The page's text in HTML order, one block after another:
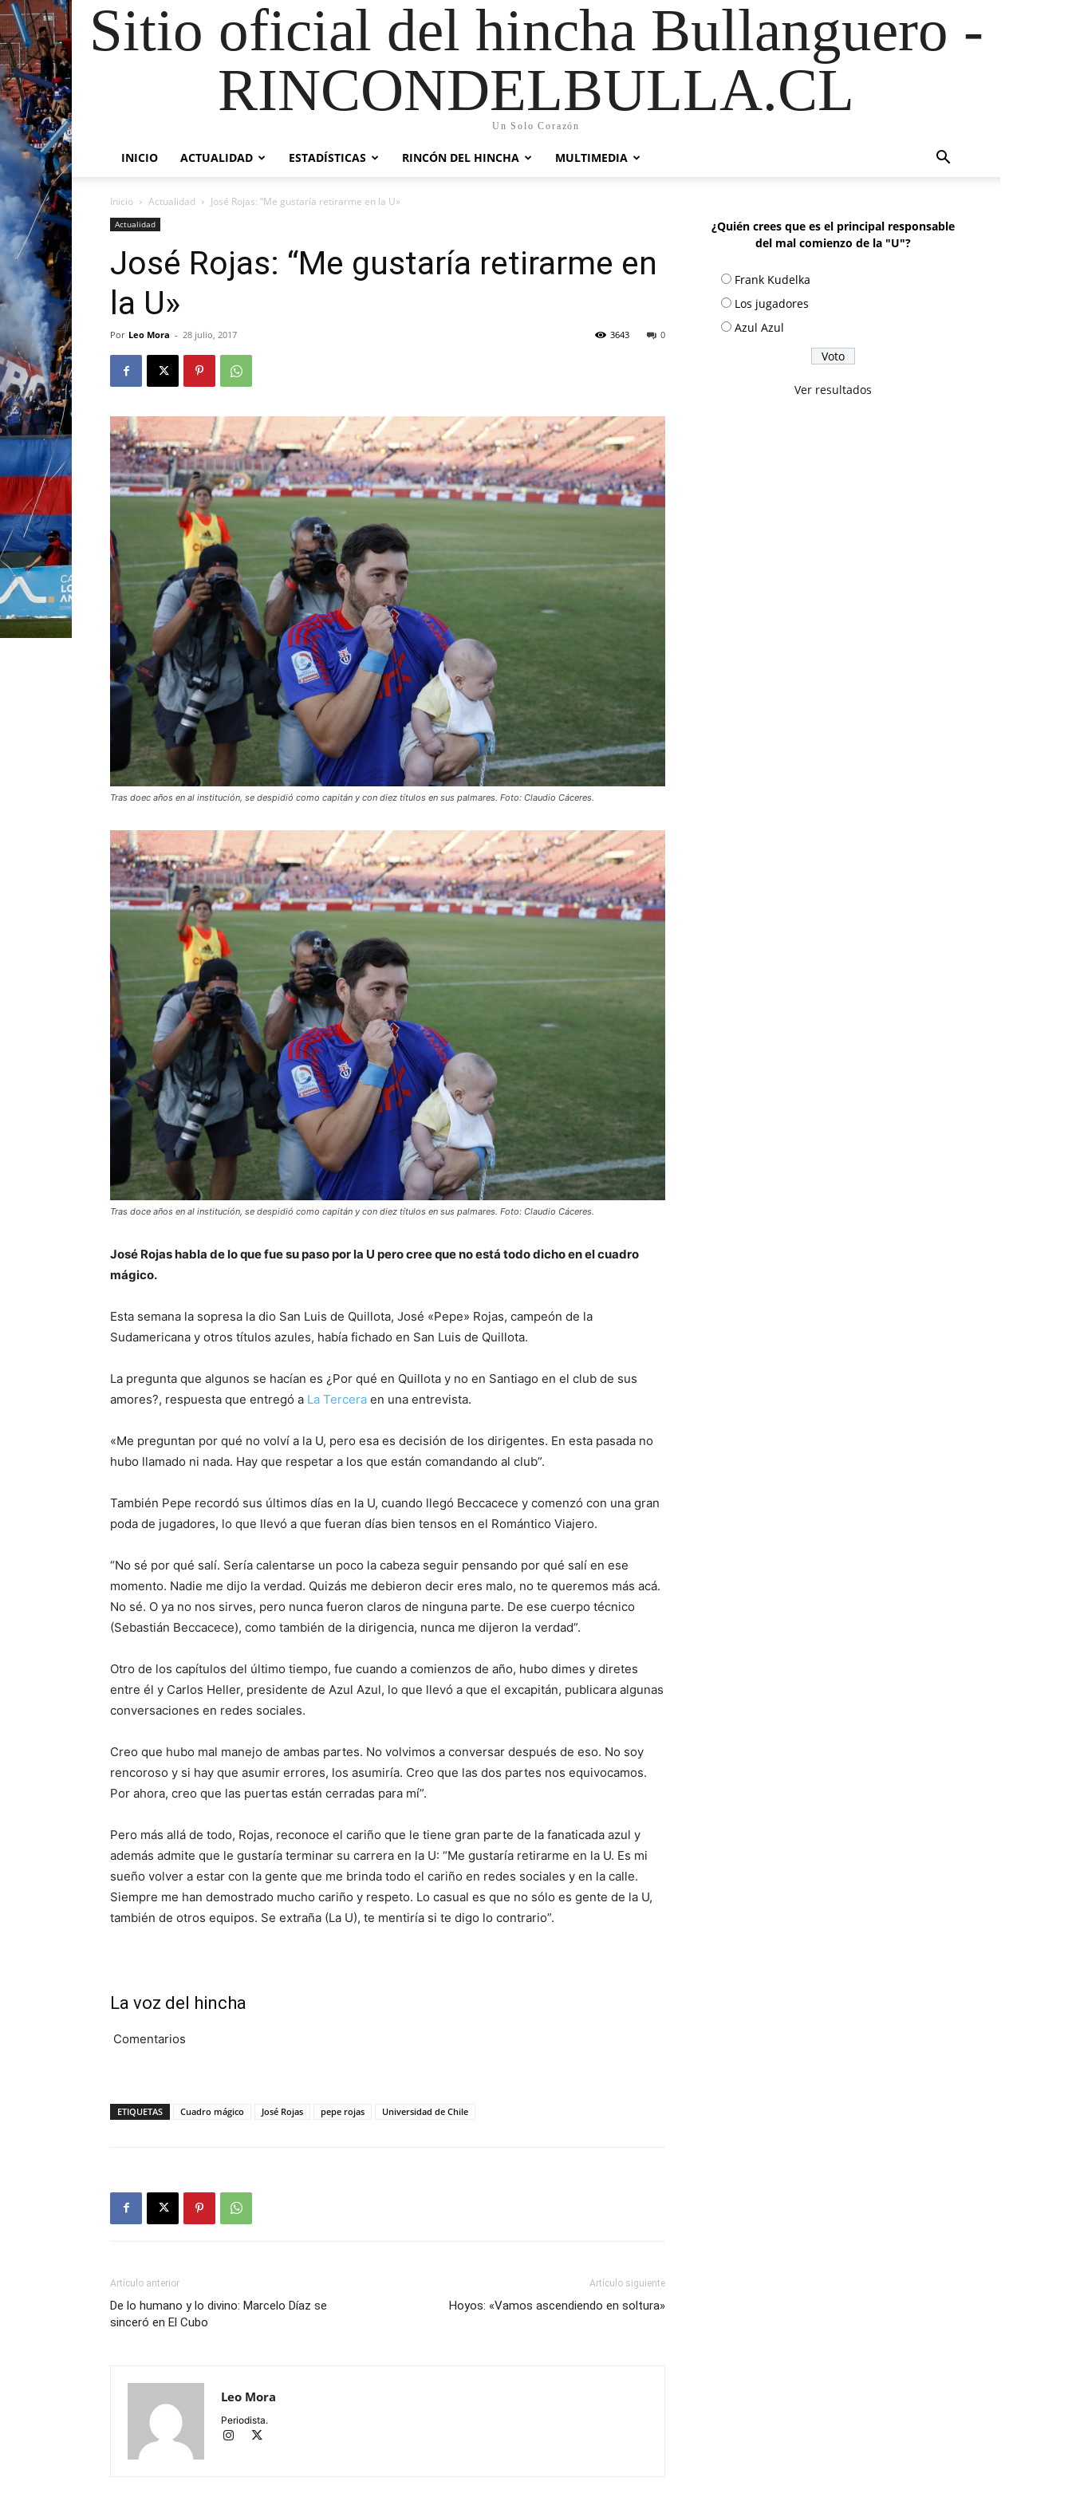
Sitio oficial del hincha Bullanguero -
RINCONDELBULLA.CL
Un Solo Corazón
INICIO ACTUALIDAD ESTADÍSTICAS RINCÓN DEL HINCHA MULTIMEDIA
Inicio Actualidad José Rojas: “Me gustaría retirarme en la U»
Actualidad
José Rojas: “Me gustaría retirarme en
la U»
Por Leo Mora - 28 julio, 2017 0
3643
Tras doec años en al institución, se despidió como capitán y con diez títulos en sus palmares. Foto: Claudio Cáceres.
Tras doce años en al institución, se despidió como capitán y con diez títulos en sus palmares. Foto: Claudio Cáceres.
José Rojas habla de lo que fue su paso por la U pero cree que no está todo dicho en el cuadro
mágico.
Esta semana la sopresa la dio San Luis de Quillota, José «Pepe» Rojas, campeón de la
Sudamericana y otros títulos azules, había fichado en San Luis de Quillota.
La pregunta que algunos se hacían es ¿Por qué en Quillota y no en Santiago en el club de sus
amores?, respuesta que entregó a La Tercera en una entrevista.
«Me preguntan por qué no volví a la U, pero esa es decisión de los dirigentes. En esta pasada no
hubo llamado ni nada. Hay que respetar a los que están comandando al club”.
También Pepe recordó sus últimos días en la U, cuando llegó Beccacece y comenzó con una gran
poda de jugadores, lo que llevó a que fueran días bien tensos en el Romántico Viajero.
“No sé por qué salí. Sería calentarse un poco la cabeza seguir pensando por qué salí en ese
momento. Nadie me dijo la verdad. Quizás me debieron decir eres malo, no te queremos más acá.
No sé. O ya no nos sirves, pero nunca fueron claros de ninguna parte. De ese cuerpo técnico
(Sebastián Beccacece), como también de la dirigencia, nunca me dijeron la verdad”.
Otro de los capítulos del último tiempo, fue cuando a comienzos de año, hubo dimes y diretes
entre él y Carlos Heller, presidente de Azul Azul, lo que llevó a que el excapitán, publicara algunas
conversaciones en redes sociales.
Creo que hubo mal manejo de ambas partes. No volvimos a conversar después de eso. No soy
rencoroso y si hay que asumir errores, los asumiría. Creo que las dos partes nos equivocamos.
Por ahora, creo que las puertas están cerradas para mí”.
Pero más allá de todo, Rojas, reconoce el cariño que le tiene gran parte de la fanaticada azul y
además admite que le gustaría terminar su carrera en la U: “Me gustaría retirarme en la U. Es mi
sueño volver a estar con la gente que me brinda todo el cariño en redes sociales y en la calle.
Siempre me han demostrado mucho cariño y respeto. Lo casual es que no sólo es gente de la U,
también de otros equipos. Se extraña (La U), te mentiría si te digo lo contrario”.
La voz del hincha
Comentarios
ETIQUETAS Cuadro mágico José Rojas pepe rojas Universidad de Chile
Artículo anterior
De lo humano y lo divino: Marcelo Díaz se
sinceró en El Cubo
Artículo siguiente
Hoyos: «Vamos ascendiendo en soltura»
Leo Mora
Periodista.
¿Quién crees que es el principal responsable
del mal comienzo de la "U"?
Frank Kudelka
Los jugadores
Azul Azul
Ver resultados